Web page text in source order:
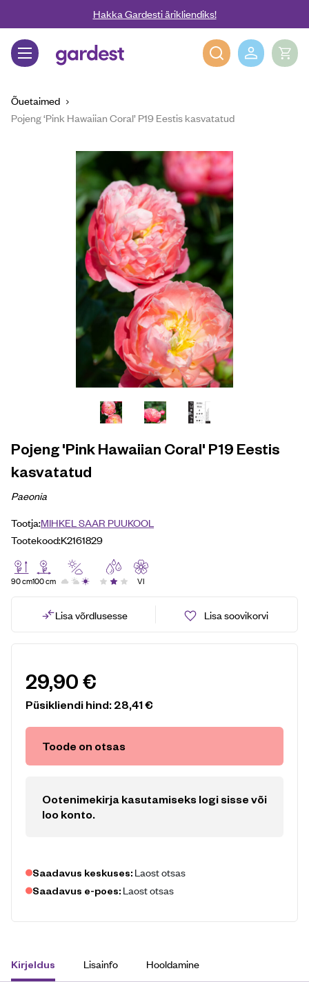
Liigu edasi põhisisu juurdeHakka Gardesti ärikliendiks!
Gardest
Õuetaimed
Pojeng ‘Pink Hawaiian Coral’ P19 Eestis kasvatatud
Pojeng 'Pink Hawaiian Coral' P19 Eestis
kasvatatud
Paeonia
Tootja:MIHKEL SAAR PUUKOOL
Tootekood:K2161829
90 cm100 cm VI
Lisa võrdlusesse Lisa soovikorvi
29,90€
Püsikliendi hind:28,41€
Toode on otsas
Ootenimekirja kasutamiseks logi sisse või
loo konto.
Saadavus keskuses: Laost otsas
Saadavus e-poes: Laost otsas
Kirjeldus Lisainfo Hooldamine